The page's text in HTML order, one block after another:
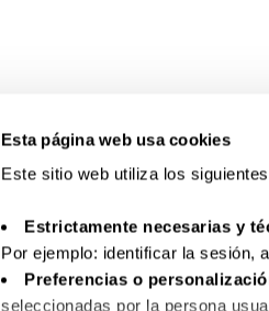
Esta página web usa cookies
Este sitio web utiliza los
Estrictamente necesarias y
Por ejemplo: identificar la sesión,
Preferencias o
seleccionadas por la persona